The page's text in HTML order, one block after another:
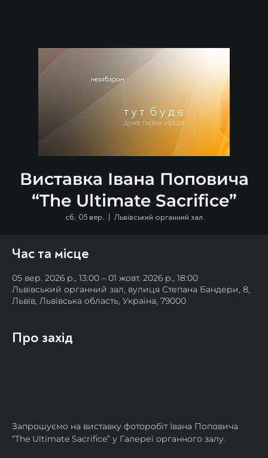
Виставка Івана Поповича
“The Ultimate Sacrifice”
сб, 05 вер.
  |
Львівський органний зал
Час та місце
05 вер. 2026 р., 13:00 – 01 жовт. 2026 р., 18:00
Львівський органний зал, вулиця Степана Бандери, 8,
Львів, Львівська область, Україна, 79000
Про захід
Запрошуємо на виставку фоторобіт Івана Поповича
“The Ultimate Sacrifice” у Галереї органного залу.